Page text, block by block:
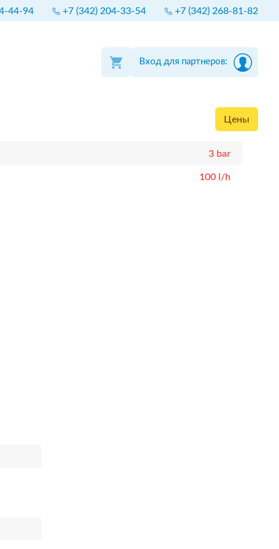
44-94 +7 (342) 204-33-54 +7 (342) 268-81-82
Вход для партнеров:
Цены
3 bar
100 l/h